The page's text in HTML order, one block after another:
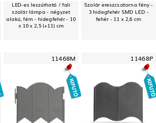
LED-es leszúrható / fali
szolár lámpa - négyzet
alakú, fém - hidegfehér - 10
x 10 x 2,5 (+11) cm
Szolár ereszcsatorna fény -
3 hidegfehér SMD LED -
fehér - 11 x 2,6 cm
11468M 11468P